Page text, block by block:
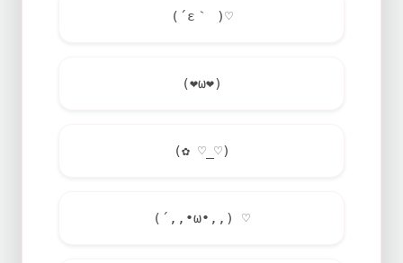
(´ε｀ )♡
(❤ω❤)
(✿ ♡_♡)
(´,,•ω•,,) ♡